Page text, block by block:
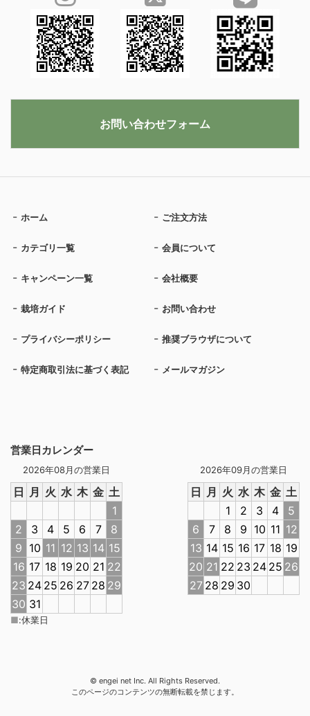
営業日カレンダー
2026年08月の営業日
日 月 火 水 木 金 土
1
2
3 4 5 6 7
8
9 10 11 12 13 14 15
16 17 18 19 20 21 22
23 24 25 26 27 28 29
30 31
2026年09月の営業日
日 月 火 水 木 金 土
1
2 3 4
5
6
7 8 9 10 11 12
13 14 15 16 17 18 19
20 21 22 23 24 25 26
27 28 29 30
■:休業日
ホーム ご注文方法
カテゴリ一覧 会員について
キャンペーン一覧 会社概要
栽培ガイド お問い合わせ
プライバシーポリシー 推奨ブラウザについて
特定商取引法に基づく表記 メールマガジン
お問い合わせフォーム
© engei net Inc. All Rights Reserved.
このページのコンテンツの無断転載を禁じます。